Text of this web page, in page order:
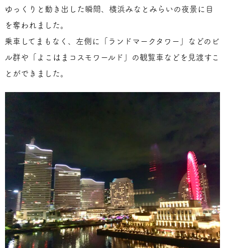
ゆっくりと動き出した瞬間、横浜みなとみらいの夜景に目
を奪われました。
乗車してまもなく、左側に「ランドマークタワー」などのビ
ル群や「よこはまコスモワールド」の観覧車などを見渡すこ
とができました。